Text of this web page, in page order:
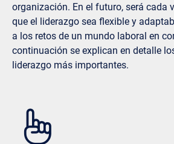
organización. En el futuro, será cada
que el liderazgo sea flexible y
a los retos de un mundo laboral en
continuación se explican en detalle
liderazgo más importantes.